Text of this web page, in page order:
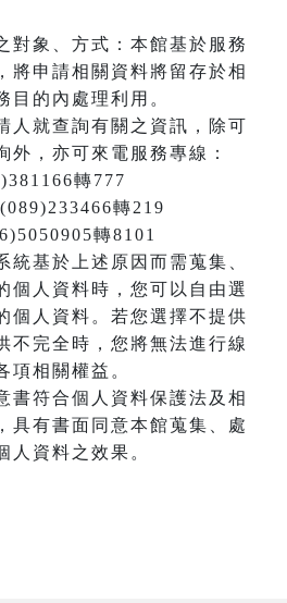
對象、方式：本館基於服務
將申請相關資料將留存於相
目的內處理利用。
人就查詢有關之資訊，除可
外，亦可來電服務專線：
轉777
轉219
轉8101
統基於上述原因而需蒐集、
個人資料時，您可以自由選
個人資料。若您選擇不提供
不完全時，您將無法進行線
項相關權益。
書符合個人資料保護法及相
具有書面同意本館蒐集、處
人資料之效果。